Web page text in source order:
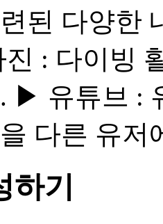
된 다양한
: 다이빙
▶ 유튜브 :
다른 유저
기